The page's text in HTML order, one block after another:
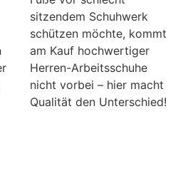
Qualität den Unterschied!